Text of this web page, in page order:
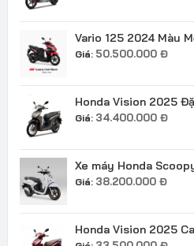
Vario 125 2024 Màu
Giá: 50.500.000 Đ
Honda Vision 2025
Giá: 34.400.000 Đ
Xe máy Honda
Giá: 38.200.000 Đ
Honda Vision 2025